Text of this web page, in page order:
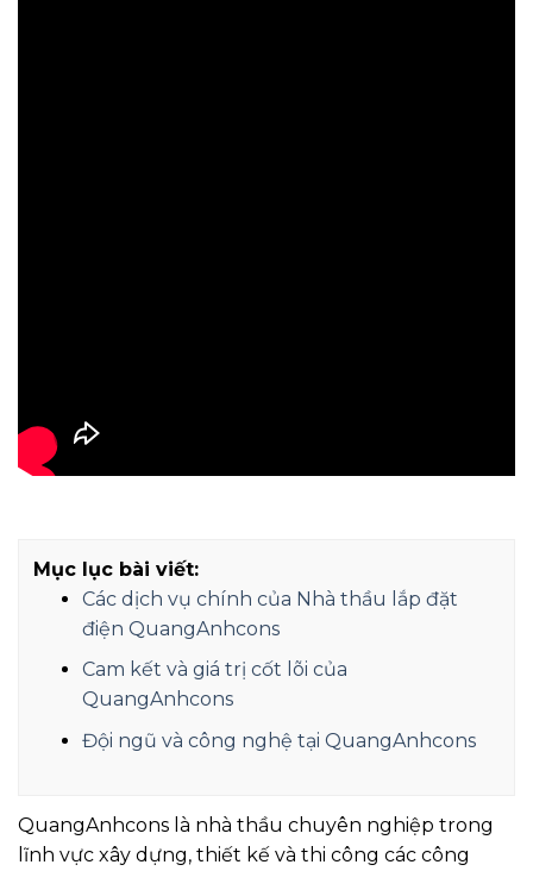
Mục lục bài viết:
Các dịch vụ chính của Nhà thầu lắp đặt
điện QuangAnhcons
Cam kết và giá trị cốt lõi của
QuangAnhcons
Đội ngũ và công nghệ tại QuangAnhcons
QuangAnhcons là nhà thầu chuyên nghiệp trong
lĩnh vực xây dựng, thiết kế và thi công các công